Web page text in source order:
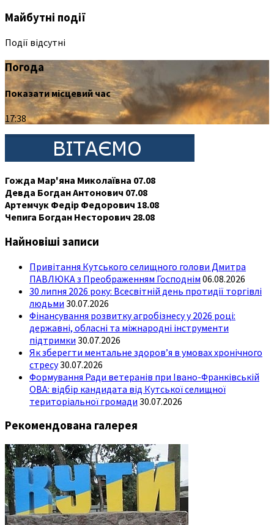
Майбутні події
Події відсутні
Погода
Показати місцевий час
17:38
Гожда Мар'яна Миколаївна 07.08
Девда Богдан Антонович 07.08
Артемчук Федір Федорович 18.08
Чепига Богдан Несторович 28.08
Найновіші записи
Привітання Кутського селищного голови Дмитра
ПАВЛЮКА з Преображенням Господнім 06.08.2026
30 липня 2026 року: Всесвітній день протидії торгівлі
людьми 30.07.2026
Фінансування розвитку агробізнесу у 2026 році:
державні, обласні та міжнародні інструменти
підтримки 30.07.2026
Як зберегти ментальне здоров’я в умовах хронічного
стресу30.07.2026
Формування Ради ветеранів при Івано-Франківській
ОВА: відбір кандидата від Кутської селищної
територіальної громади 30.07.2026
Рекомендована галерея